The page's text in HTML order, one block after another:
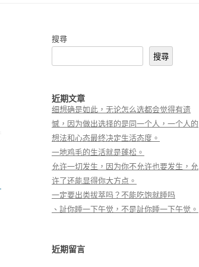
搜尋
搜尋
近期文章
细想确是如此，无论怎么选都会觉得有遗
憾，因为做出选择的是同一个人，一个人的
想法和心态最终决定生活态度。
一地鸡毛的生活就是蓬松。
允许一切发生，因为你不允许也要发生，允
许了还能显得你大方点。
一定要出类拔萃吗？不能吃饱就睡吗
、訨你睡一下午觉，不是訨你睡一下午觉。
近期留言